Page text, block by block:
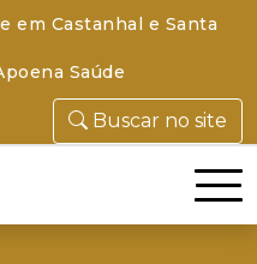
em Castanhal e Santa
Saúde
Buscar no site